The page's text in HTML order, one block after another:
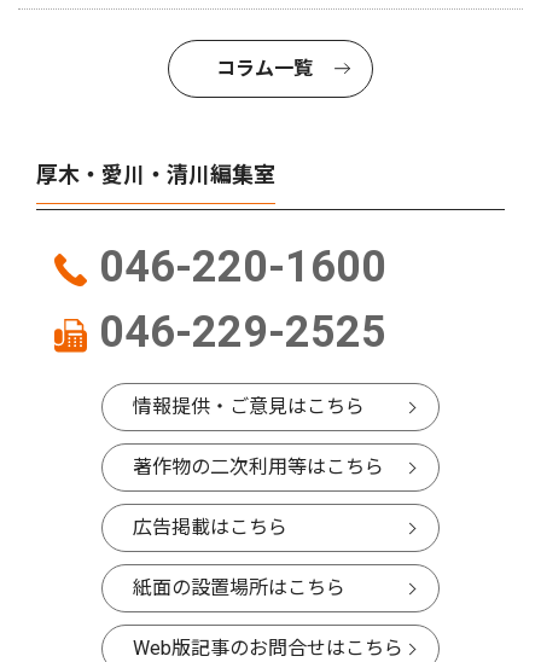
コラム一覧
厚木・愛川・清川編集室
046-220-1600
046-229-2525
情報提供・ご意見はこちら
著作物の二次利用等はこちら
広告掲載はこちら
紙面の設置場所はこちら
Web版記事のお問合せはこちら